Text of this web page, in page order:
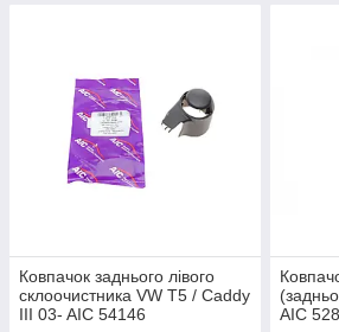
Ковпачок заднього лівого
склоочистника VW T5 / Caddy
III 03- AIC 54146
AIC